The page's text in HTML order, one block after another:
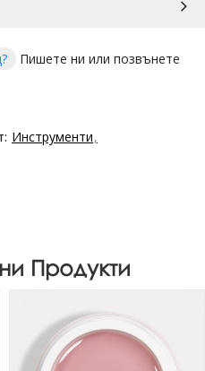
Пишете ни или позвънете
Инструменти
Продукти